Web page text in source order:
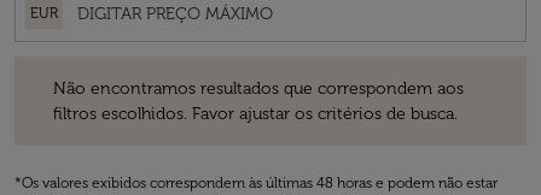
EUR
Não encontramos resultados que correspondem aos
filtros escolhidos. Favor ajustar os critérios de busca.
*Os valores exibidos correspondem às últimas 48 horas e podem não estar